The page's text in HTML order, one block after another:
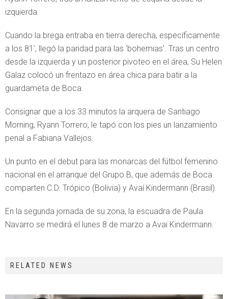
izquierda.
Cuando la brega entraba en tierra derecha, específicamente
a los 81′, llegó la paridad para las ‘bohemias’. Tras un centro
desde la izquierda y un posterior pivoteo en el área, Su Helen
Galaz colocó un frentazo en área chica para batir a la
guardameta de Boca.
Consignar que a los 33 minutos la arquera de Santiago
Morning, Ryann Torrero, le tapó con los pies un lanzamiento
penal a Fabiana Vallejos.
Un punto en el debut para las monarcas del fútbol femenino
nacional en el arranque del Grupo B, que además de Boca
comparten C.D. Trópico (Bolivia) y Avaí Kindermann (Brasil).
En la segunda jornada de su zona, la escuadra de Paula
Navarro se medirá el lunes 8 de marzo a Avai Kindermann.
RELATED NEWS